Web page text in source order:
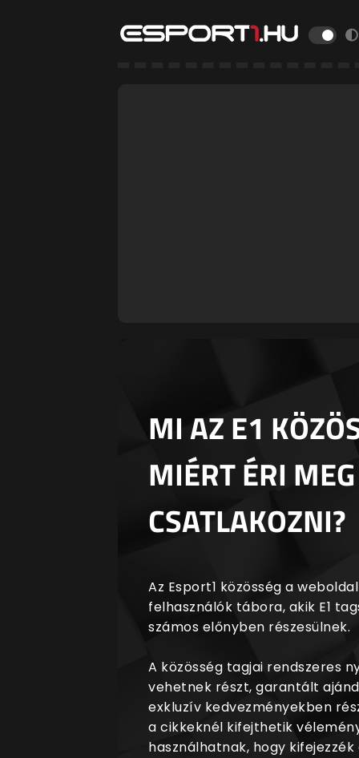
MI AZ E1
MIÉRT ÉRI MEG
CSATLAKOZNI?
Az Esport1 közösség a
felhasználók tábora, akik E1
számos előnyben részesülnek.
A közösség tagjai rendszeres
vehetnek részt, garantált
exkluzív kedvezményekben
a cikkeknél kifejthetik
használhatnak, hogy